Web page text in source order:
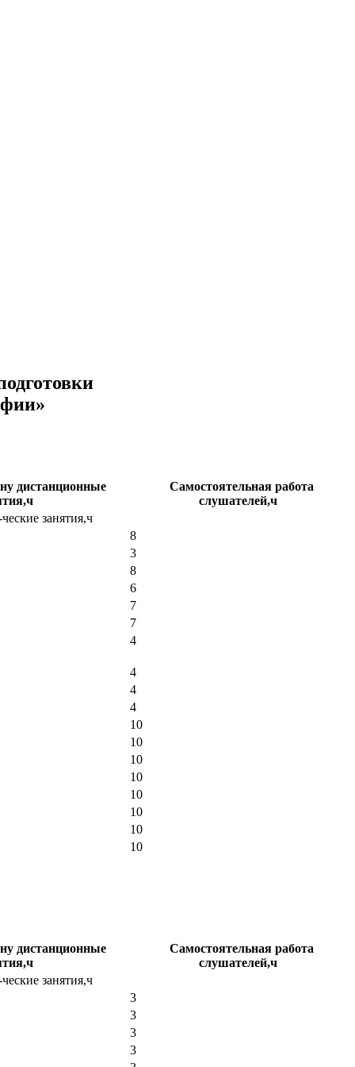
дистанционные
Самостоятельная работа
слушателей,ч
занятия,ч
8
3
8
6
7
7
4
4
4
4
10
10
10
10
10
10
10
10
дистанционные
Самостоятельная работа
слушателей,ч
занятия,ч
3
3
3
3